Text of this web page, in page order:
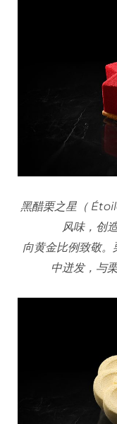
黑醋栗之星（
风味，创
向黄金比例致敬
中迸发，与